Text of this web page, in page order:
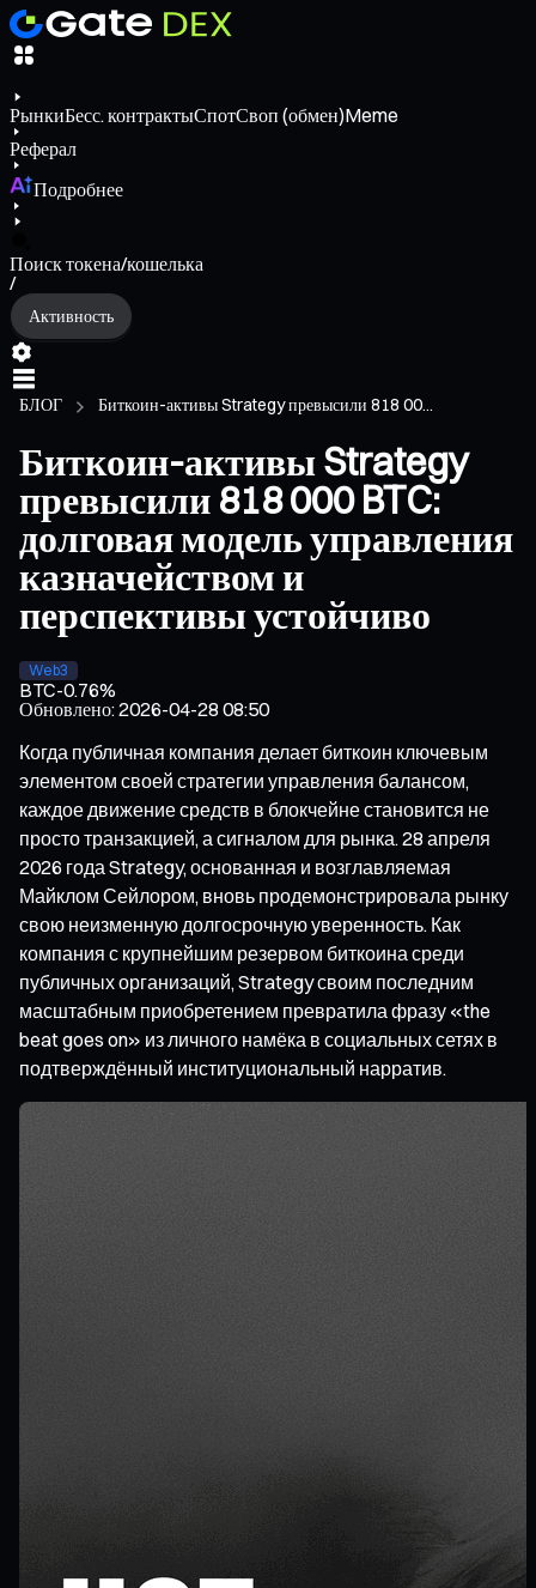
РынкиБесс. контрактыСпотСвоп (обмен)Meme
Реферал
Подробнее
Поиск токена/кошелька
/
Активность
БЛОГ Биткоин-активы Strategy превысили 818 00...
Биткоин-активы Strategy
превысили 818 000 BTC:
долговая модель управления
казначейством и
перспективы устойчиво
Web3
BTC-0.76%
Обновлено:2026-04-28 08:50
Когда публичная компания делает биткоин ключевым
элементом своей стратегии управления балансом,
каждое движение средств в блокчейне становится не
просто транзакцией, а сигналом для рынка. 28 апреля
2026 года Strategy, основанная и возглавляемая
Майклом Сейлором, вновь продемонстрировала рынку
свою неизменную долгосрочную уверенность. Как
компания с крупнейшим резервом биткоина среди
публичных организаций, Strategy своим последним
масштабным приобретением превратила фразу «the
beat goes on» из личного намёка в социальных сетях в
подтверждённый институциональный нарратив.